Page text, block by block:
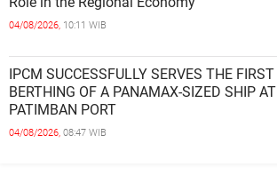
04/08/2026, 10:11 WIB
IPCM SUCCESSFULLY SERVES THE FIRST
BERTHING OF A PANAMAX-SIZED SHIP AT
PATIMBAN PORT
04/08/2026, 08:47 WIB